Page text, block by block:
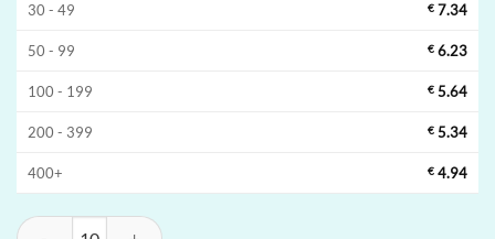
30 - 49 € 7.34
50 - 99 € 6.23
100 - 199 € 5.64
200 - 399 € 5.34
400+ € 4.94
RandM Digital Box 12K 使い捨てベイプ | 12000 パフ, 50 フレーバー,